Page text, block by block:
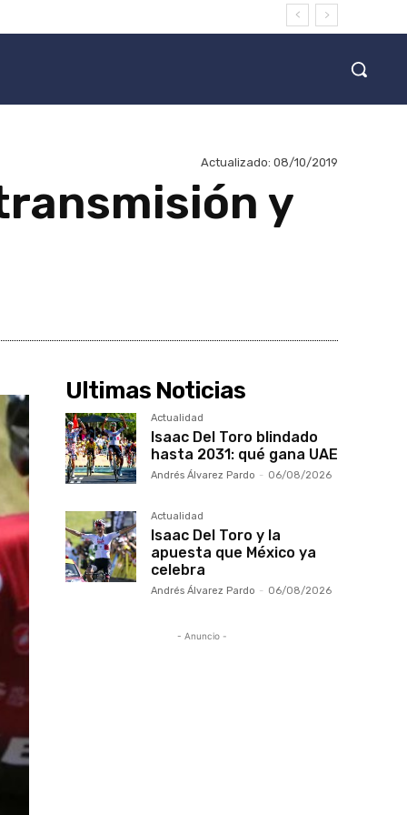
Actualizado: 08/10/2019
y
Ultimas Noticias
Actualidad
Isaac Del Toro blindado
hasta 2031: qué gana UAE
Andrés Álvarez Pardo - 06/08/2026
Actualidad
Isaac Del Toro y la
apuesta que México ya
celebra
Andrés Álvarez Pardo - 06/08/2026
- Anuncio -